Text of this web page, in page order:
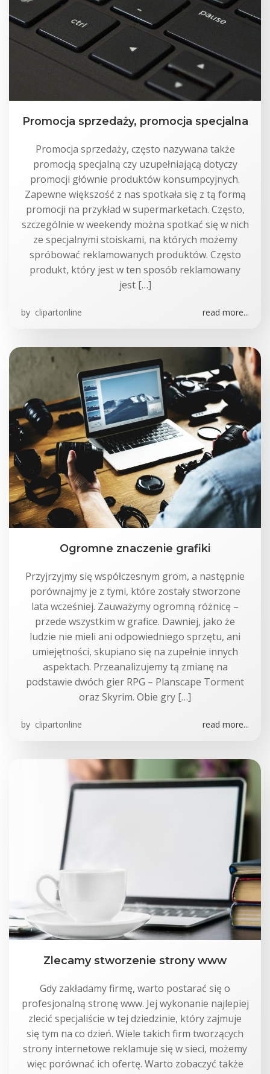
Promocja sprzedaży, promocja specjalna
Promocja sprzedaży, często nazywana także
promocją specjalną czy uzupełniającą dotyczy
promocji głównie produktów konsumpcyjnych.
Zapewne większość z nas spotkała się z tą formą
promocji na przykład w supermarketach. Często,
szczególnie w weekendy można spotkać się w nich
ze specjalnymi stoiskami, na których możemy
spróbować reklamowanych produktów. Często
produkt, który jest w ten sposób reklamowany
jest […]
by clipartonline read more...
Ogromne znaczenie grafiki
Przyjrzyjmy się współczesnym grom, a następnie
porównajmy je z tymi, które zostały stworzone
lata wcześniej. Zauważymy ogromną różnicę –
przede wszystkim w grafice. Dawniej, jako że
ludzie nie mieli ani odpowiedniego sprzętu, ani
umiejętności, skupiano się na zupełnie innych
aspektach. Przeanalizujemy tą zmianę na
podstawie dwóch gier RPG – Planscape Torment
oraz Skyrim. Obie gry […]
by clipartonline read more...
Zlecamy stworzenie strony www
Gdy zakładamy firmę, warto postarać się o
profesjonalną stronę www. Jej wykonanie najlepiej
zlecić specjaliście w tej dziedzinie, który zajmuje
się tym na co dzień. Wiele takich firm tworzących
strony internetowe reklamuje się w sieci, możemy
więc porównać ich ofertę. Warto zobaczyć także